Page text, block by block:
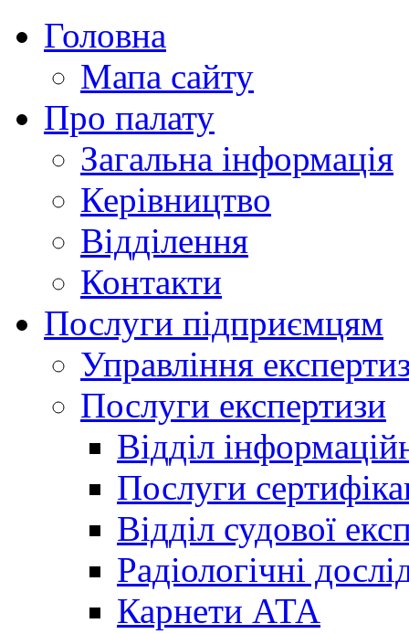
Головна
Мапа сайту
Про палату
Загальна інформація
Керівництво
Відділення
Контакти
Послуги підприємцям
Управління
Послуги експертизи
Відділ
Послуги
Відділ судової
Радіологічні
Карнети АТА